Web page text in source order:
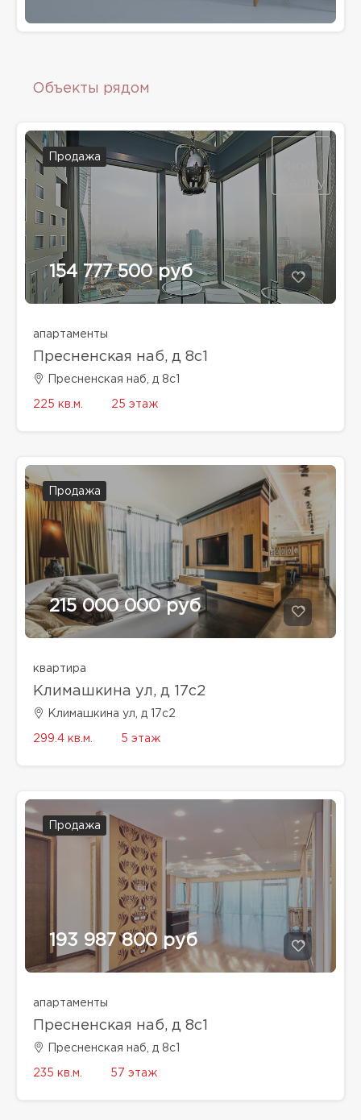
Объекты рядом
Продажа
154 777 500 руб
апартаменты
Пресненская наб, д 8с1
Пресненская наб, д 8с1
225 кв.м. 25 этаж
Продажа
215 000 000 руб
квартира
Климашкина ул, д 17с2
Климашкина ул, д 17с2
299.4 кв.м. 5 этаж
Продажа
193 987 800 руб
апартаменты
Пресненская наб, д 8с1
Пресненская наб, д 8с1
235 кв.м. 57 этаж